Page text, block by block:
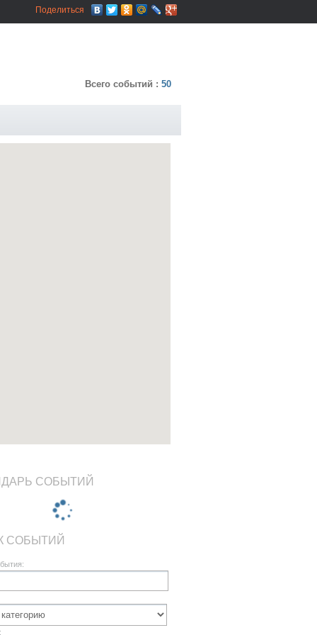
Поделиться
Всего событий : 50
СОБЫТИЙ
СОБЫТИЙ